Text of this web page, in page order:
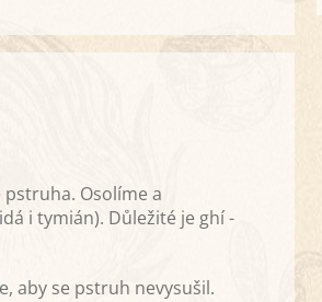
Osolíme a
i tymián). Důležité je ghí -
aby se pstruh nevysušil.